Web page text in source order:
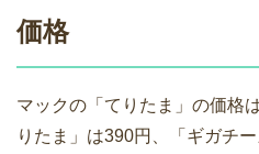
価格
マックの「てりたま」の価格
りたま」は390円、「ギガチ